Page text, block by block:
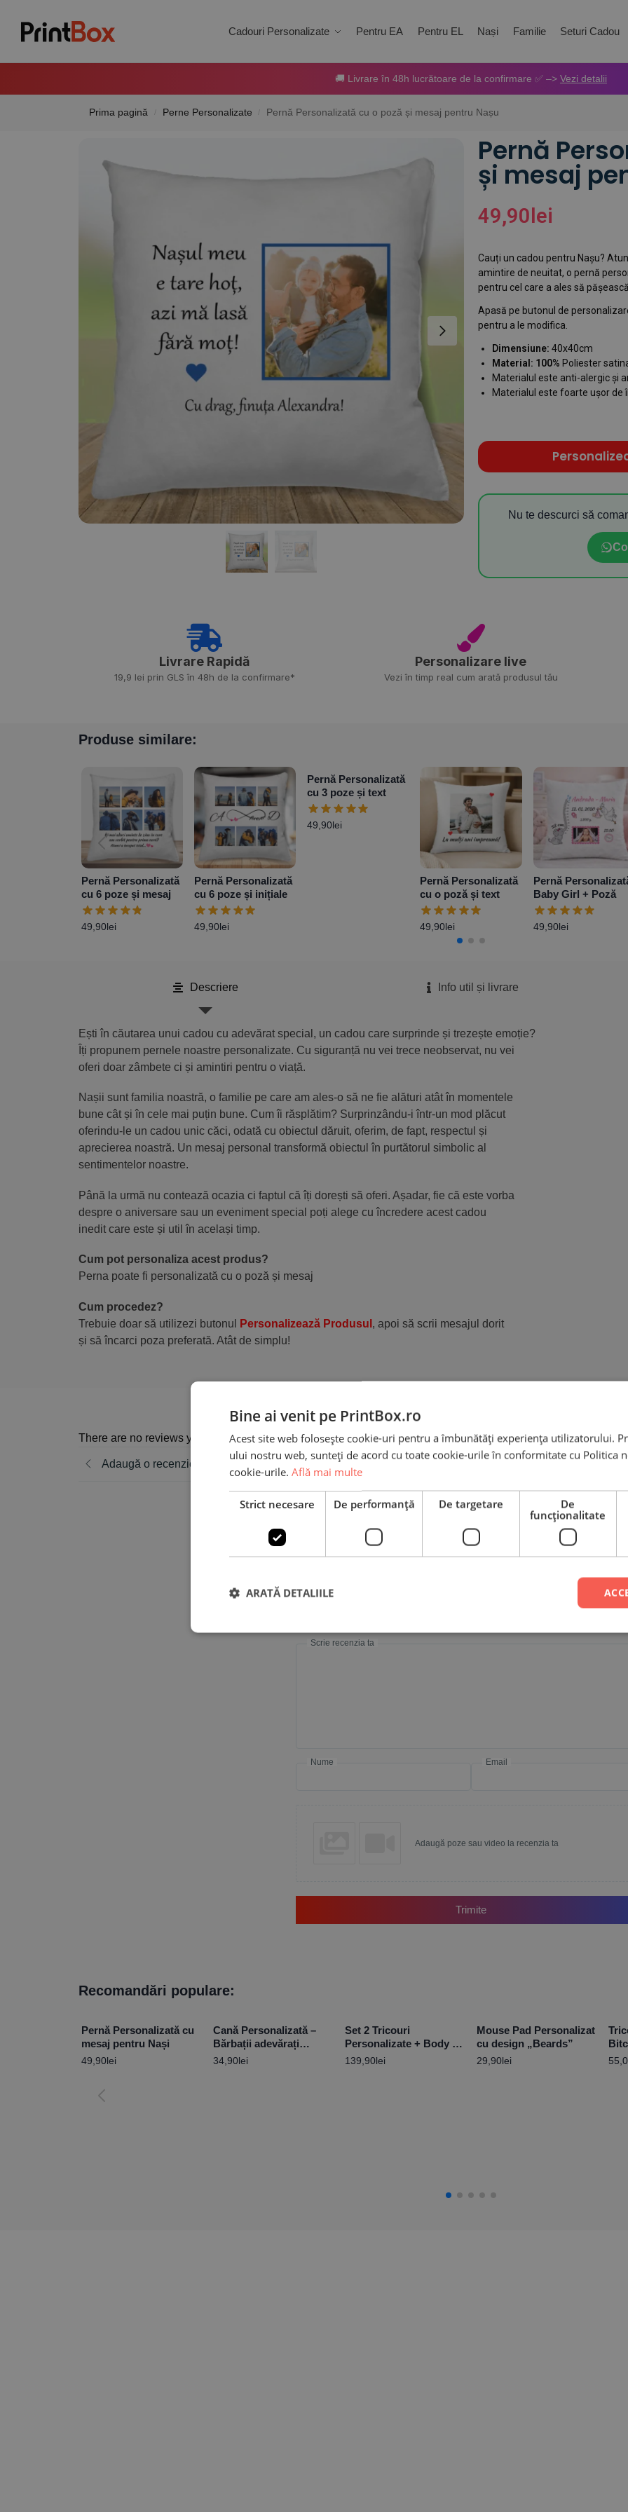
Cadouri Personalizate Pentru EA Pentru EL Nași Familie Seturi Cadou
Search
🚚 Livrare în 48h lucrătoare de la confirmare ✅ –> Vezi detalii
Prima pagină / Perne Personalizate / Pernă Personalizată cu o poză și mesaj pentru Nașu
Pernă
și mesaj
49,90 lei
Cauți un cadou pentru Nașu?
amintire de neuitat, o pernă
pentru cel care a ales să
Apasă pe butonul de
pentru a le modifica.
Dimensiune: 40x40cm
Material: 100% Poliester
Materialul este anti-alergic și
Materialul este foarte ușor de
Nu te descurci să
Livrare Rapidă​
19,9 lei prin GLS în 48h de la confirmare*
Personalizare live
Vezi în timp real cum arată produsul tău
Produse similare:
Pernă Personalizată
cu 6 poze și mesaj
49,90lei
Pernă Personalizată
cu 6 poze și inițiale
49,90lei
Pernă Personalizată
cu 3 poze și text
49,90lei
Pernă Personalizată
cu o poză și text
49,90lei
Pernă
Baby Girl + Poză
49,90lei
Descriere Info util și livrare
Ești în căutarea unui cadou cu adevărat special, un cadou care surprinde și trezește emoție?
Îți propunem pernele noastre personalizate. Cu siguranță nu vei trece neobservat, nu vei
oferi doar zâmbete ci și amintiri pentru o viață.
Nașii sunt familia noastră, o familie pe care am ales-o să ne fie alături atât în momentele
bune cât și în cele mai puțin bune. Cum îi răsplătim? Surprinzându-i într-un mod plăcut
oferindu-le un cadou unic căci, odată cu obiectul dăruit, oferim, de fapt, respectul și
aprecierea noastră. Un mesaj personal transformă obiectul în purtătorul simbolic al
sentimentelor noastre.
Până la urmă nu contează ocazia ci faptul că îți dorești să oferi. Așadar, fie că este vorba
despre o aniversare sau un eveniment special poți alege cu încredere acest cadou
inedit care este și util în același timp.
Cum pot personaliza acest produs?
Perna poate fi personalizată cu o poză și mesaj
Cum procedez?
Trebuie doar să utilizezi butonul
Personalizează Produsul , apoi să scrii mesajul dorit
și să încarci poza preferată. Atât de simplu!
There are no reviews yet
Adaugă o recenzie
Pernă Personalizată cu o
poză și mesaj pentru Nașu
Evaluare
Scrie recenzia ta
Nume Email
Adaugă poze sau video la recenzia ta
Trimite
Recomandări populare:
Pernă Personalizată cu
mesaj pentru Nași
49,90lei
Cană Personalizată –
Bărbații adevărați
conduc Suzuki
34,90lei
Set 2 Tricouri
Personalizate + Body –
Elsa
139,90lei
Mouse Pad Personalizat
cu design „Beards”
29,90lei
Bine ai venit pe PrintBox.ro
Acest site web folosește cookie-uri pentru a îmbunătăți experiența utilizatorului.
ului nostru web, sunteți de acord cu toate cookie-urile în conformitate cu Politica
cookie-urile. Află mai multe
Strict necesare De performanță De targetare
De
funcţionalitate
ARATĂ DETALIILE